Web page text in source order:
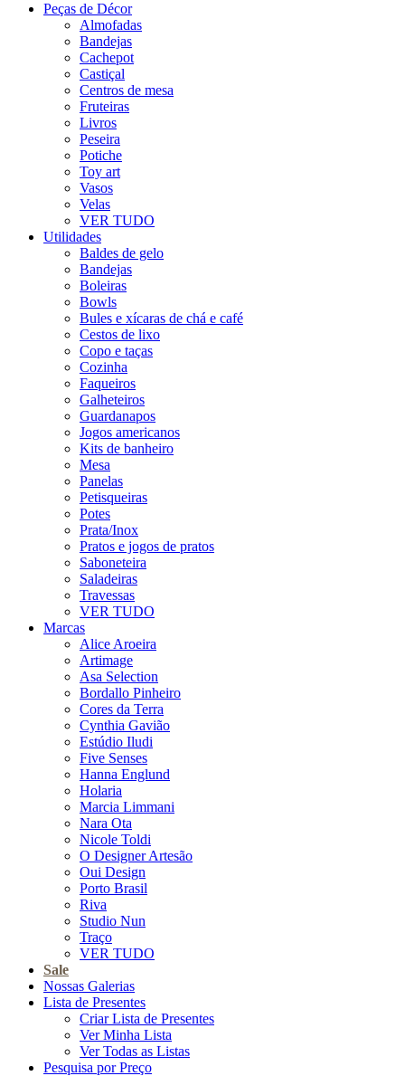
Peças de Décor
Almofadas
Bandejas
Cachepot
Castiçal
Centros de mesa
Fruteiras
Livros
Peseira
Potiche
Toy art
Vasos
Velas
VER TUDO
Utilidades
Baldes de gelo
Bandejas
Boleiras
Bowls
Bules e xícaras de chá e café
Cestos de lixo
Copo e taças
Cozinha
Faqueiros
Galheteiros
Guardanapos
Jogos americanos
Kits de banheiro
Mesa
Panelas
Petisqueiras
Potes
Prata/Inox
Pratos e jogos de pratos
Saboneteira
Saladeiras
Travessas
VER TUDO
Marcas
Alice Aroeira
Artimage
Asa Selection
Bordallo Pinheiro
Cores da Terra
Cynthia Gavião
Estúdio Iludi
Five Senses
Hanna Englund
Holaria
Marcia Limmani
Nara Ota
Nicole Toldi
O Designer Artesão
Oui Design
Porto Brasil
Riva
Studio Nun
Traço
VER TUDO
Sale
Nossas Galerias
Lista de Presentes
Criar Lista de Presentes
Ver Minha Lista
Ver Todas as Listas
Pesquisa por Preço